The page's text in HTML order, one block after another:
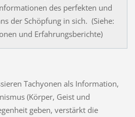
des perfekten und
der Schöpfung in sich. (Siehe:
und Erfahrungsberichte)
Tachyonen als Information,
(Körper, Geist und
geben, verstärkt die